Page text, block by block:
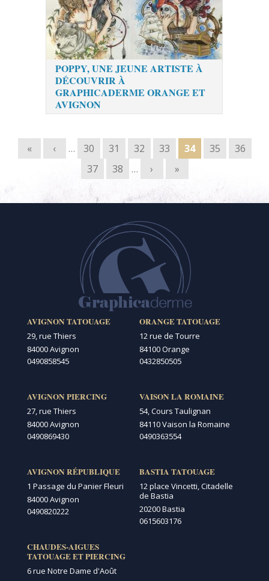
POPPY, UNE JEUNE ARTISTE À
DÉCOUVRIR À
GRAPHICADERME ORANGE ET
AVIGNON
Pages
« ‹ … 30 31 32 33 34 35
36
37
38 … › »
AVIGNON TATOUAGE
29, rue Thiers
84000 Avignon
0490858545
AVIGNON PIERCING
27, rue Thiers
84000 Avignon
0490869430
AVIGNON RÉPUBLIQUE
1 Passage du Panier Fleuri
84000 Avignon
0490820222
CHAUDES-AIGUES
TATOUAGE ET PIERCING
6 rue Notre Dame d'Août
ORANGE TATOUAGE
12 rue de Tourre
84100 Orange
0432850505
VAISON LA ROMAINE
54, Cours Taulignan
84110 Vaison la Romaine
0490363554
BASTIA TATOUAGE
12 place Vincetti, Citadelle
de Bastia
20200 Bastia
0615603176